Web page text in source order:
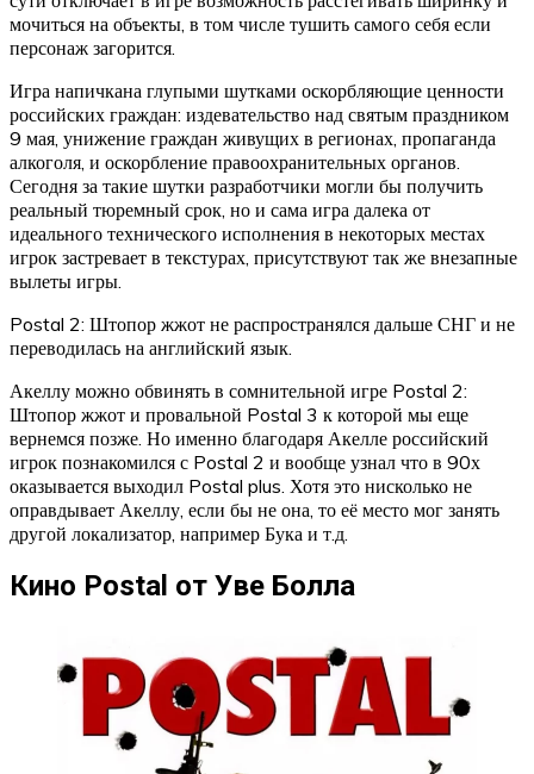
мочиться на объекты, в том числе тушить самого себя если
персонаж загорится.
Игра напичкана глупыми шутками оскорбляющие ценности
российских граждан: издевательство над святым праздником
9 мая, унижение граждан живущих в регионах, пропаганда
алкоголя, и оскорбление правоохранительных органов.
Сегодня за такие шутки разработчики могли бы получить
реальный тюремный срок, но и сама игра далека от
идеального технического исполнения в некоторых местах
игрок застревает в текстурах, присутствуют так же внезапные
вылеты игры.
Postal 2: Штопор жжот не распространялся дальше СНГ и не
переводилась на английский язык.
Акеллу можно обвинять в сомнительной игре Postal 2:
Штопор жжот и провальной Postal 3 к которой мы еще
вернемся позже. Но именно благодаря Акелле российский
игрок познакомился с Postal 2 и вообще узнал что в 90х
оказывается выходил Postal plus. Хотя это нисколько не
оправдывает Акеллу, если бы не она, то её место мог занять
другой локализатор, например Бука и т.д.
Кино Postal от Уве Болла